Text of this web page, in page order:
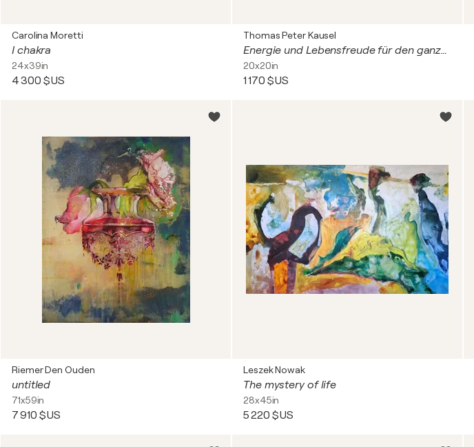
Carolina Moretti
I chakra
24x39in
4 300 $US
Thomas Peter Kausel
Energie und Lebensfreude für den ganzen Tag
20x20in
1 170 $US
Riemer Den Ouden
untitled
71x59in
7 910 $US
Leszek Nowak
The mystery of life
28x45in
5 220 $US